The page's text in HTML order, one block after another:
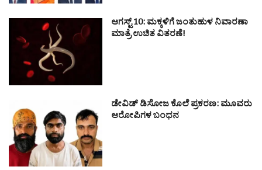
ಆಗಸ್ಟ್ 10: ಮಕ್ಕಳಿಗೆ ಜಂತುಹುಳ ನಿವಾರಣಾ
ಮಾತ್ರೆ ಉಚಿತ ವಿತರಣೆ!
ಡೇವಿಡ್ ಡಿಸೋಜ ಕೊಲೆ ಪ್ರಕರಣ: ಮೂವರು
ಆರೋಪಿಗಳ ಬಂಧನ